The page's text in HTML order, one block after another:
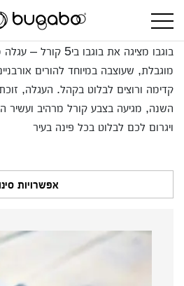
בוגבו מציגה את בוגבו
מוגבלת, שעוצבה במיוחד להורים
קדימה ורוצים לבלוט בקהל. העגלה,
השנה, מגיעה בצבע קורל מרהיב ועשיר
ויגרום לכם לבלוט בכל פינה בעיר
אפשרויות